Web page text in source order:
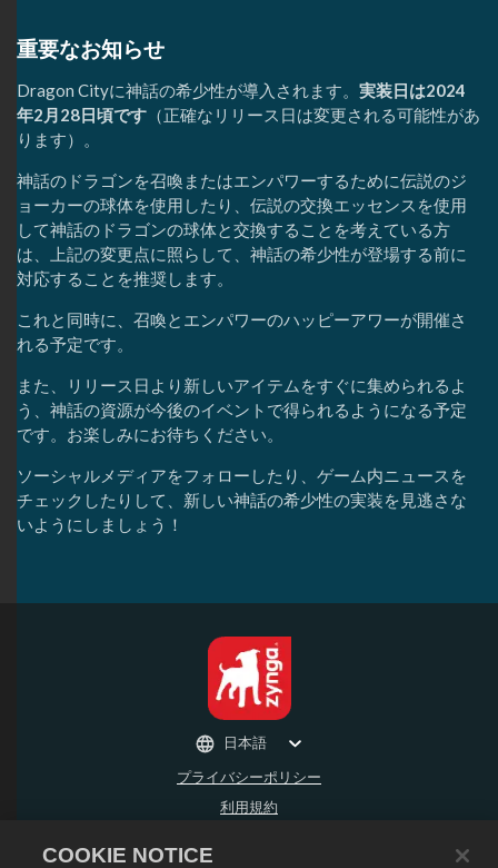
重要なお知らせ
Dragon Cityに神話の希少性が導入されます。 実装日は2024
年2月28日頃です （正確なリリース日は変更される可能性があ
ります）。
神話のドラゴンを召喚またはエンパワーするために伝説のジ
ョーカーの球体を使用したり、伝説の交換エッセンスを使用
して神話のドラゴンの球体と交換することを考えている方
は、上記の変更点に照らして、神話の希少性が登場する前に
対応することを推奨します。
これと同時に、召喚とエンパワーのハッピーアワーが開催さ
れる予定です。
また、リリース日より新しいアイテムをすぐに集められるよ
う、神話の資源が今後のイベントで得られるようになる予定
です。お楽しみにお待ちください。
ソーシャルメディアをフォローしたり、ゲーム内ニュースを
チェックしたりして、新しい神話の希少性の実装を見逃さな
いようにしましょう！
プライバシーポリシー
利用規約
日本語
COOKIE NOTICE